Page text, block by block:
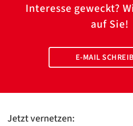
Interesse geweckt?
auf Sie!
E-MAIL
Jetzt vernetzen: